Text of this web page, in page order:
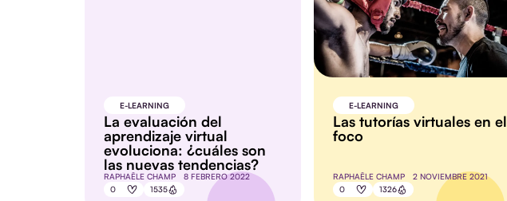
E-LEARNING
La evaluación del
aprendizaje virtual
evoluciona: ¿cuáles son
las nuevas tendencias?
RAPHAËLE CHAMP
8 FEBRERO 2022
0
1535
E-LEARNING
Las tutorías virtuales en el
foco
RAPHAËLE CHAMP
2 NOVIEMBRE 2021
0
1326